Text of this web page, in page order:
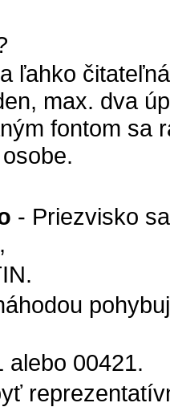
ľahko
max. dva
fontom sa
- Priezvisko
alebo 00421.